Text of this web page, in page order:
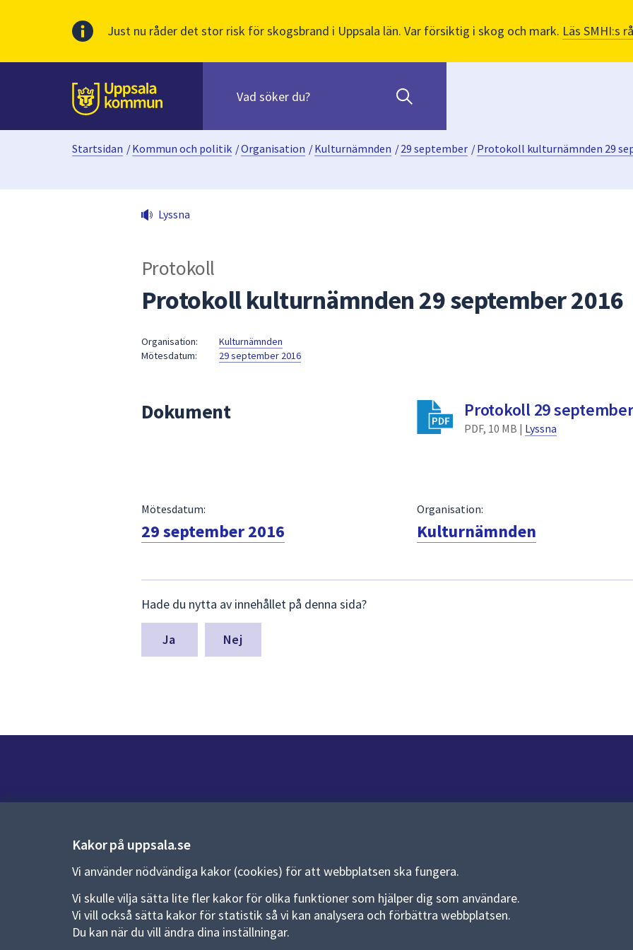
Just nu råder det stor risk för skogsbrand i Uppsala län. Var försiktig i skog och mark. Läs SMHI:s
Till sidans
huvudinnehåll
innehåll
När
sökförslag
att
presenteras
fältet.
Använd
att
för
att
välja
av
Kakor på uppsala.se
Vi använder nödvändiga kakor (cookies) för att webbplatsen ska fungera.
Vi skulle vilja sätta lite fler kakor för olika funktioner som hjälper dig som användare.
Vi vill också sätta kakor för statistik så vi kan analysera och förbättra webbplatsen.
Du kan när du vill ändra dina inställningar.
Startsidan /Kommun och politik /Organisation /Kulturnämnden /29 september /Protokoll kulturnämnden 29
Lyssna
Protokoll
Protokoll kulturnämnden 29 september 2016
Organisation:
Kulturnämnden
Mötesdatum:
29 september 2016
Dokument Protokoll 29
PDF, 10 MB | Lyssna
Mötesdatum:
29 september 2016
Organisation:
Kulturnämnden
synpunkter
för
denna
Hade du nytta av innehållet på denna sida?
Nej
Kontaktcenter:018-727 00 00
E-post:uppsala.kommun@uppsala.se
Fler kontaktvägar
Pressrum
Allmänna handlingar och diarium
Behandling av personuppgifter
Kakor